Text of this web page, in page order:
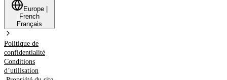
Europe
French
Français
Politique de
confidentialité
Conditions
d’utilisation